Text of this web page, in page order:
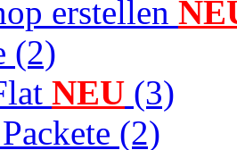
erstellen
(2)
NEU (3)
(2)